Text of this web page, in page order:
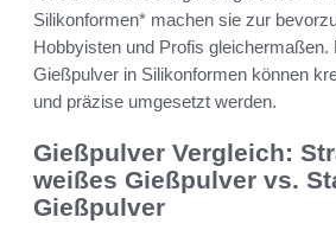
Silikonformen* machen sie zur
Hobbyisten und Profis gleichermaßen.
Gießpulver in Silikonformen können
und präzise umgesetzt werden.
Gießpulver Vergleich:
weißes Gießpulver vs.
Gießpulver